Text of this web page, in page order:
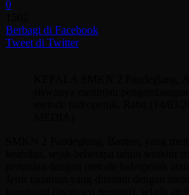
0
Berbagi di Facebook
Tweet di Twitter